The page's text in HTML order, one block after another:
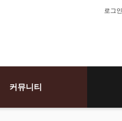
로그인
커뮤니티